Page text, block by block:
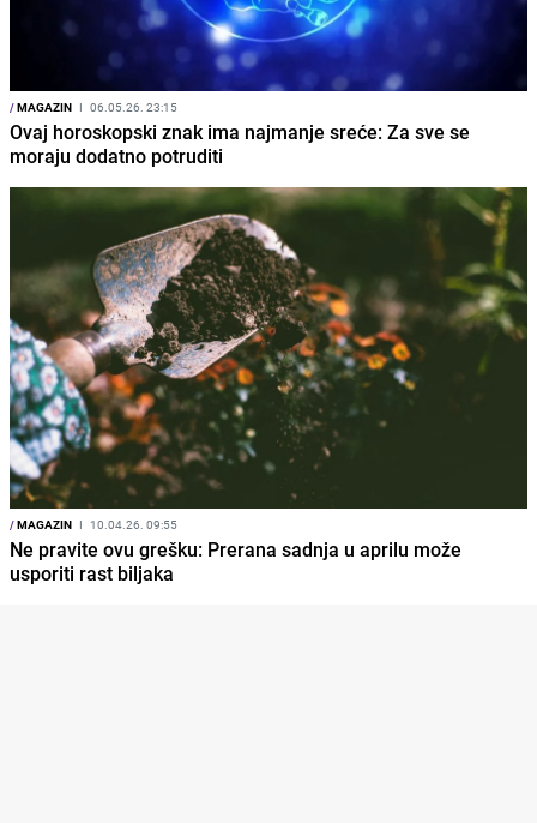
/MAGAZIN I 06.05.26. 23:15
Ovaj horoskopski znak ima najmanje sreće: Za sve se
moraju dodatno potruditi
/MAGAZIN I 10.04.26. 09:55
Ne pravite ovu grešku: Prerana sadnja u aprilu može
usporiti rast biljaka